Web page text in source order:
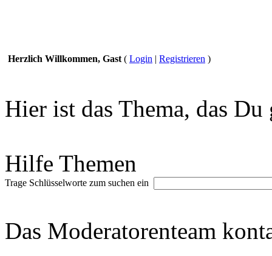
Herzlich Willkommen, Gast ( Login | Registrieren )
Hier ist das Thema, das Du
Hilfe Themen
Trage Schlüsselworte zum suchen ein
Das Moderatorenteam